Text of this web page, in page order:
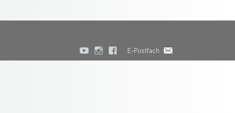
E-Postfach